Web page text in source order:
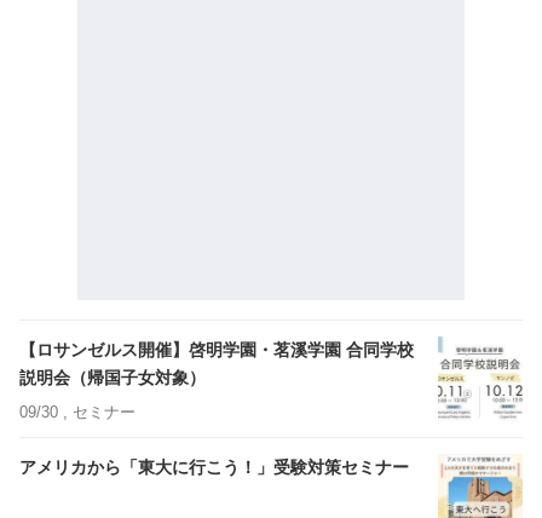
【ロサンゼルス開催】啓明学園・茗溪学園 合同学校
説明会（帰国子女対象）
09/30 , セミナー
アメリカから「東大に行こう！」受験対策セミナー